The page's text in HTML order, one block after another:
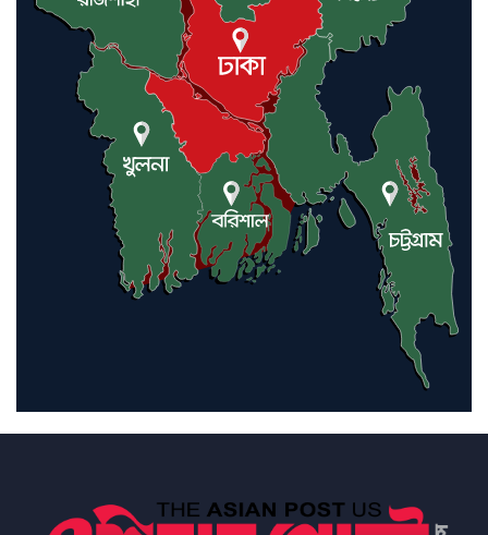
এবার চীনের দ্বারস্থ হলেন ডোনাল্ড
ট্রাম্প
ইরানে কঠোর হামলা অব্যাহত রাখতে
ট্রাম্পকে আহ্বান সৌদি আরবের
ইরাকসহ মধ্যপ্রাচ্যে ২৪ হামলা চালাল
ইরানপন্থি গোষ্ঠী
হরমুজ প্রণালী সুরক্ষায় মিত্ররা সাহায্য
না করলে ন্যাটোর ভবিষ্যৎ খারাপ